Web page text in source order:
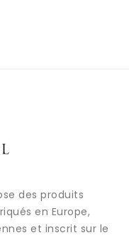
des produits
en Europe,
et inscrit sur le